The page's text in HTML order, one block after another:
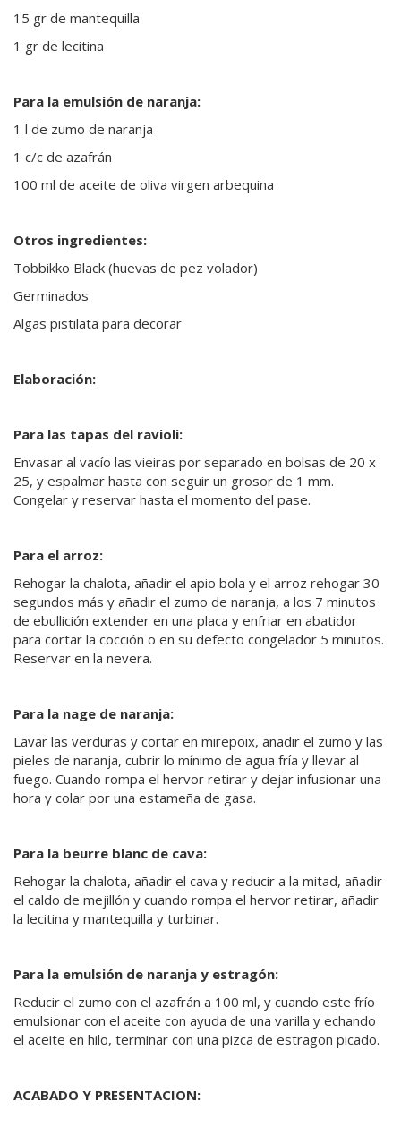
15 gr de mantequilla
1 gr de lecitina
Para la emulsión de naranja:
1 l de zumo de naranja
1 c/c de azafrán
100 ml de aceite de oliva virgen arbequina
Otros ingredientes:
Tobbikko Black (huevas de pez volador)
Germinados
Algas pistilata para decorar
Elaboración:
Para las tapas del ravioli:
Envasar al vacío las vieiras por separado en bolsas de 20 x
25, y espalmar hasta con seguir un grosor de 1 mm.
Congelar y reservar hasta el momento del pase.
Para el arroz:
Rehogar la chalota, añadir el apio bola y el arroz rehogar 30
segundos más y añadir el zumo de naranja, a los 7 minutos
de ebullición extender en una placa y enfriar en abatidor
para cortar la cocción o en su defecto congelador 5 minutos.
Reservar en la nevera.
Para la nage de naranja:
Lavar las verduras y cortar en mirepoix, añadir el zumo y las
pieles de naranja, cubrir lo mínimo de agua fría y llevar al
fuego. Cuando rompa el hervor retirar y dejar infusionar una
hora y colar por una estameña de gasa.
Para la beurre blanc de cava:
Rehogar la chalota, añadir el cava y reducir a la mitad, añadir
el caldo de mejillón y cuando rompa el hervor retirar, añadir
la lecitina y mantequilla y turbinar.
Para la emulsión de naranja y estragón:
Reducir el zumo con el azafrán a 100 ml, y cuando este frío
emulsionar con el aceite con ayuda de una varilla y echando
el aceite en hilo, terminar con una pizca de estragon picado.
ACABADO Y PRESENTACION: